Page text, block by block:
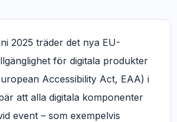
2025 träder det nya EU-
för digitala produkter
Accessibility Act, EAA) i
att alla digitala komponenter
event – som exempelvis